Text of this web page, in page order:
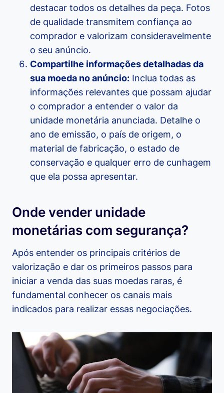
destacar todos os detalhes da peça. Fotos
de qualidade transmitem confiança ao
comprador e valorizam consideravelmente
o seu anúncio.
Compartilhe informações detalhadas da
sua moeda no anúncio: Inclua todas as
informações relevantes que possam ajudar
o comprador a entender o valor da
unidade monetária anunciada. Detalhe o
ano de emissão, o país de origem, o
material de fabricação, o estado de
conservação e qualquer erro de cunhagem
que ela possa apresentar.
Onde vender unidade
monetárias com segurança?
Após entender os principais critérios de
valorização e dar os primeiros passos para
iniciar a venda das suas moedas raras, é
fundamental conhecer os canais mais
indicados para realizar essas negociações.